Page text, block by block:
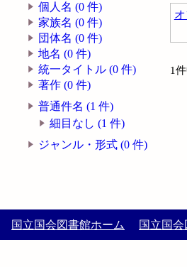
個人名 (0 件)
家族名 (0 件)
団体名 (0 件)
地名 (0 件)
統一タイトル (0 件)
著作 (0 件)
普通件名 (1 件)
細目なし (1 件)
ジャンル・形式 (0 件)
1
国立国会図書館ホーム 国立国